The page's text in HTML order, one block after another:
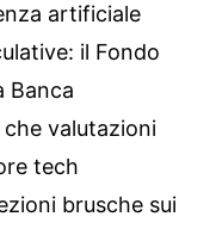
artificiale
il Fondo
Banca
valutazioni
tech
brusche sui